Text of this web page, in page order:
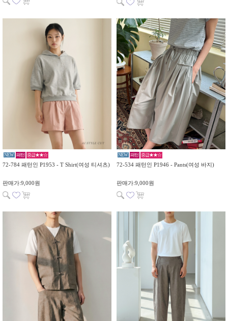
NEW 패턴 중급★★☆
72-784 패턴인 P1953 - T Shirt(여성 티셔츠)
판매가:9,000원
NEW 패턴 중급★★☆
72-534 패턴인 P1946 - Pants(여성 바지)
판매가:9,000원